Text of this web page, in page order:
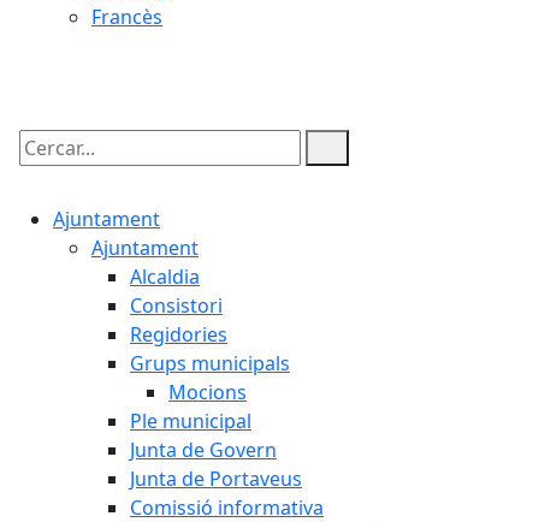
Francès
Cercar:
Ajuntament
Ajuntament
Alcaldia
Consistori
Regidories
Grups municipals
Mocions
Ple municipal
Junta de Govern
Junta de Portaveus
Comissió informativa